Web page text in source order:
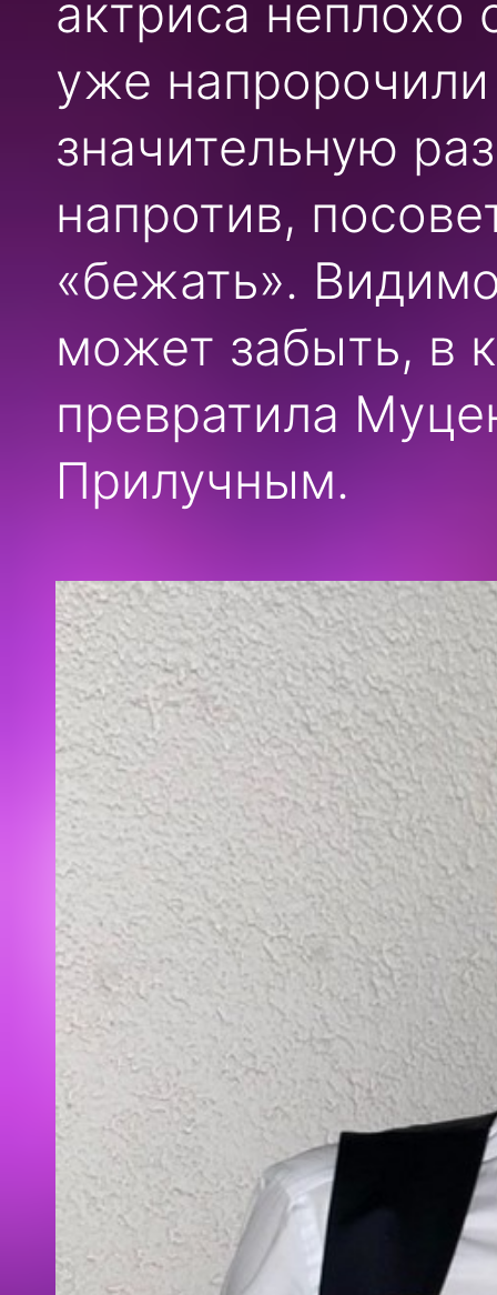
актриса неплохо
уже
значительную
напротив,
«бежать».
может забыть, в
превратила
Прилучным.